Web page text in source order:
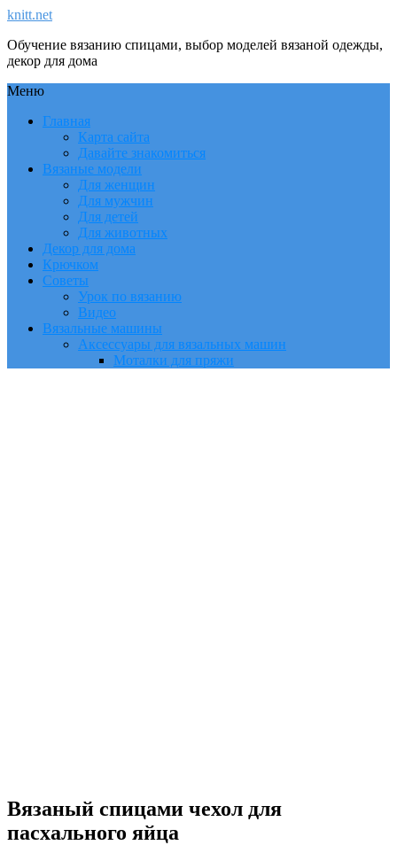
knitt.net
Обучение вязанию спицами, выбор моделей вязаной одежды,
декор для дома
Меню
Главная
Карта сайта
Давайте знакомиться
Вязаные модели
Для женщин
Для мужчин
Для детей
Для животных
Декор для дома
Крючком
Советы
Урок по вязанию
Видео
Вязальные машины
Аксессуары для вязальных машин
Моталки для пряжи
Вязаный спицами чехол для
пасхального яйца